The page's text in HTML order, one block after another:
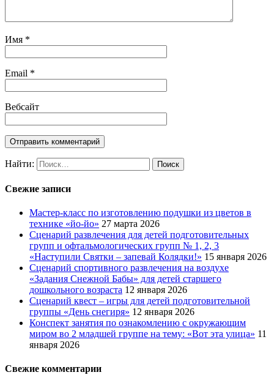
Имя *
Email *
Вебсайт
Найти:
Свежие записи
Мастер-класс по изготовлению подушки из цветов в
технике «йо-йо» 27 марта 2026
Сценарий развлечения для детей подготовительных
групп и офтальмологических групп № 1, 2, 3
«Наступили Святки – запевай Колядки!» 15 января 2026
Сценарий спортивного развлечения на воздухе
«Задания Снежной Бабы» для детей старшего
дошкольного возраста 12 января 2026
Сценарий квест – игры для детей подготовительной
группы «День снегиря» 12 января 2026
Конспект занятия по ознакомлению с окружающим
миром во 2 младшей группе на тему: «Вот эта улица» 11
января 2026
Свежие комментарии